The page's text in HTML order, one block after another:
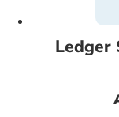
Ledger